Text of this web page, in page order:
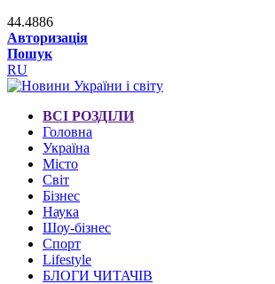
44.4886
Авторизація
Пошук
RU
ВСІ РОЗДІЛИ
Головна
Україна
Місто
Світ
Бізнес
Наука
Шоу-бізнес
Спорт
Lifestyle
БЛОГИ ЧИТАЧІВ